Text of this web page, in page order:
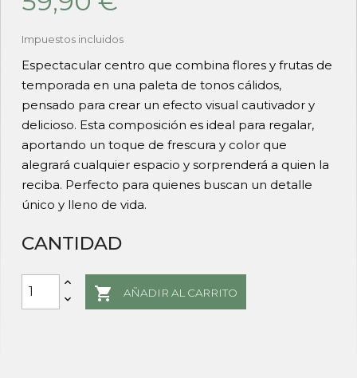
Impuestos incluidos
Espectacular centro que combina flores y frutas de
temporada en una paleta de tonos cálidos,
pensado para crear un efecto visual cautivador y
delicioso. Esta composición es ideal para regalar,
aportando un toque de frescura y color que
alegrará cualquier espacio y sorprenderá a quien la
reciba. Perfecto para quienes buscan un detalle
único y lleno de vida.
CANTIDAD
 AÑADIR AL CARRITO